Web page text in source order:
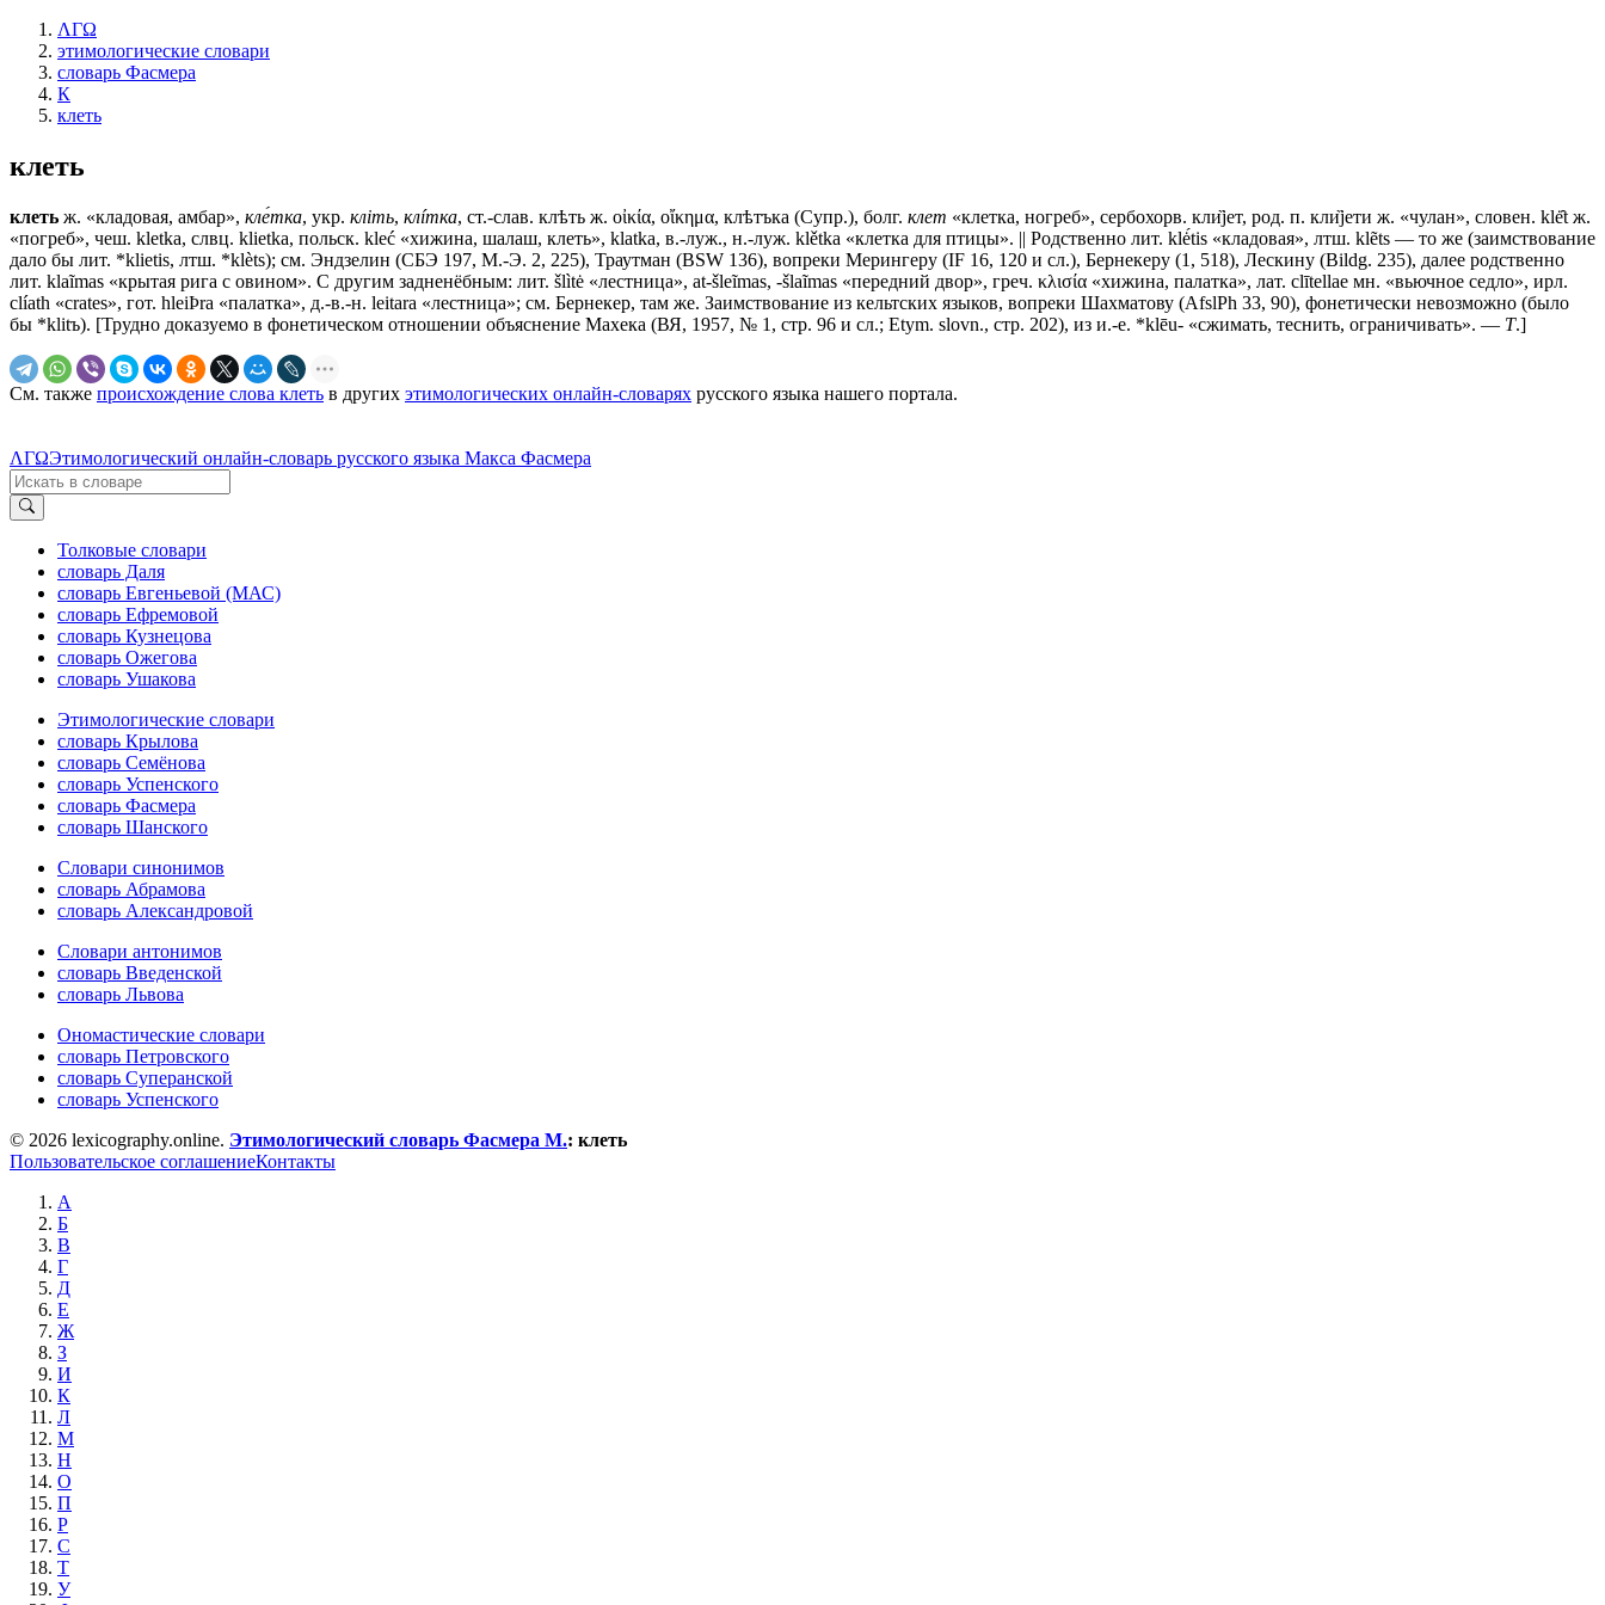
ΛΓΩ
этимологические словари
словарь Фасмера
К
клеть
клеть
клеть ж. «кладовая, амбар», кле́тка, укр. клiть, клíтка, ст.-слав. клѣть ж. οἰκία, οἴκημα, клѣтъка (Супр.), болг. клет «клетка, ногреб», сербохорв. кли̏jет, род. п. кли̏jети ж. «чулан», словен. klė̑t ж.
«погреб», чеш. kletka, слвц. klietka, польск. kleć «хижина, шалаш, клеть», klatka, в.-луж., н.-луж. klětkа «клетка для птицы». || Родственно лит. klė́tis «кладовая», лтш. klẽts — то же (заимствование
дало бы лит. *klietis, лтш. *klèts); см. Эндзелин (СБЭ 197, М.-Э. 2, 225), Траутман (ВSW 136), вопреки Мерингеру (IF 16, 120 и сл.), Бернекеру (1, 518), Лескину (Bildg. 235), далее родственно
лит. klaĩmas «крытая рига с овином». С другим задненёбным: лит. šlìtė «лестница», at-šleĩmas, -šlaĩmas «передний двор», греч. κλισία «хижина, палатка», лат. clītellae мн. «вьючное седло», ирл.
clíath «сrаtеs», гот. hleiÞra «палатка», д.-в.-н. leitara «лестница»; см. Бернекер, там же. Заимствование из кельтских языков, вопреки Шахматову (AfslPh 33, 90), фонетически невозможно (было
бы *klitъ). [Трудно доказуемо в фонетическом отношении объяснение Махека (ВЯ, 1957, № 1, стр. 96 и сл.; Еtуm. slovn., стр. 202), из и.-е. *klēu- «сжимать, теснить, ограничивать». — Т.]
См. также происхождение слова клеть в других этимологических онлайн-словарях русского языка нашего портала.
ΛΓΩЭтимологический онлайн-словарь русского языка Макса Фасмера
Толковые словари
словарь Даля
словарь Евгеньевой (МАС)
словарь Ефремовой
словарь Кузнецова
словарь Ожегова
словарь Ушакова
Этимологические словари
словарь Крылова
словарь Семёнова
словарь Успенского
словарь Фасмера
словарь Шанского
Словари синонимов
словарь Абрамова
словарь Александровой
Словари антонимов
словарь Введенской
словарь Львова
Ономастические словари
словарь Петровского
словарь Суперанской
словарь Успенского
© 2026 lexicography.online. Этимологический словарь Фасмера М.: клеть
Пользовательское соглашениеКонтакты
А
Б
В
Г
Д
Е
Ж
З
И
К
Л
М
Н
О
П
Р
С
Т
У